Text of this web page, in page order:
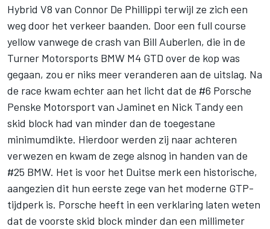
Hybrid V8 van Connor De Phillippi terwijl ze zich een
weg door het verkeer baanden. Door een full course
yellow vanwege de crash van Bill Auberlen, die in de
Turner Motorsports BMW M4 GTD over de kop was
gegaan, zou er niks meer veranderen aan de uitslag. Na
de race kwam echter aan het licht dat de #6 Porsche
Penske Motorsport van Jaminet en Nick Tandyeen
skid block had van minder dan de toegestane
minimumdikte. Hierdoor werden zij naar achteren
verwezen en kwam de zege alsnog in handen van de
#25 BMW. Het is voor het Duitse merk een historische,
aangezien dit hun eerste zege van het moderne GTP-
tijdperk is. Porsche heeft in een verklaring laten weten
dat de voorste skid block minder dan een millimeter